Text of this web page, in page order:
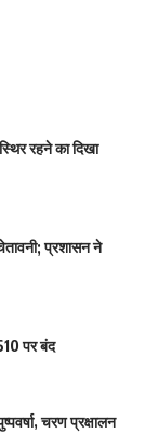
रहने का दिखा
प्रशासन ने
पर बंद
चरण प्रक्षालन